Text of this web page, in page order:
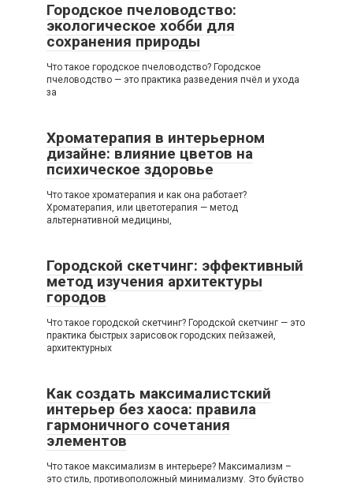
Городское пчеловодство:
экологическое хобби для
сохранения природы
Что такое городское пчеловодство? Городское
пчеловодство — это практика разведения пчёл и ухода
за
Хроматерапия в интерьерном
дизайне: влияние цветов на
психическое здоровье
Что такое хроматерапия и как она работает?
Хроматерапия, или цветотерапия — метод
альтернативной медицины,
Городской скетчинг: эффективный
метод изучения архитектуры
городов
Что такое городской скетчинг? Городской скетчинг — это
практика быстрых зарисовок городских пейзажей,
архитектурных
Как создать максималистский
интерьер без хаоса: правила
гармоничного сочетания
элементов
Что такое максимализм в интерьере? Максимализм –
это стиль, противоположный минимализму. Это буйство